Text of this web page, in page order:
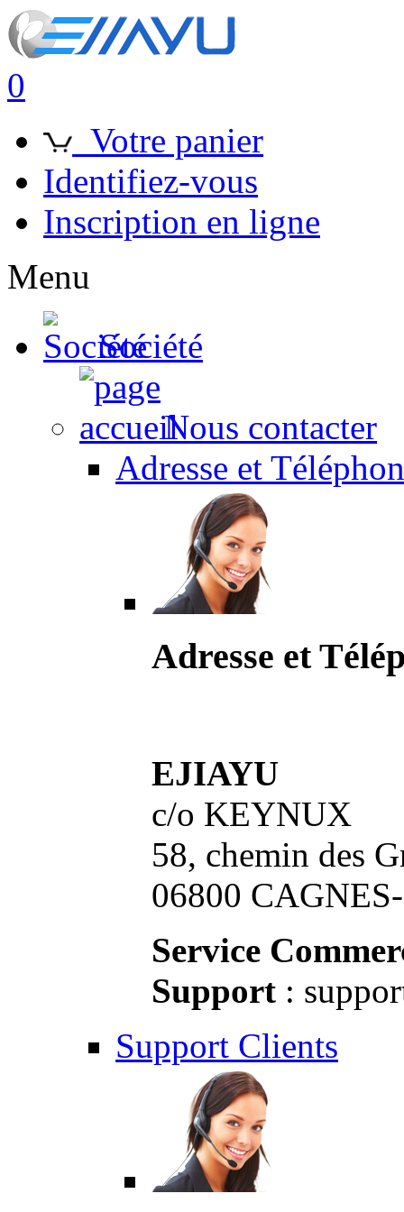
0
Votre panier
Identifiez-vous
Inscription en ligne
Menu
Société
Nous contacter
Adresse et
Adresse et
EJIAYU
c/o KEYNUX
58, chemin des
06800
Service
Support :
Support Clients